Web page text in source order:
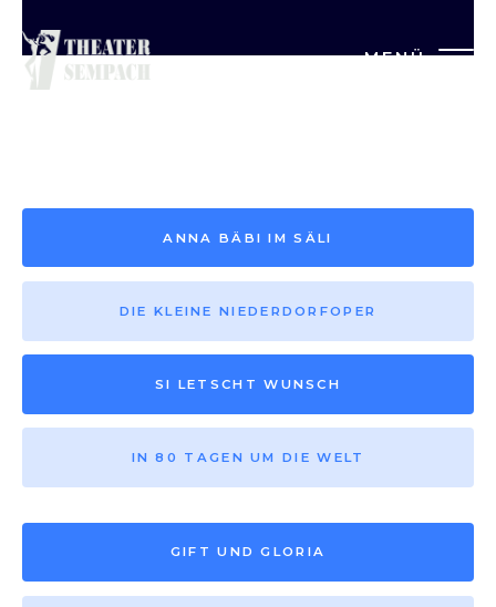
MENÜ
Saison vor 2013
ANNA BÄBI IM SÄLI
DIE KLEINE NIEDERDORFOPER
SI LETSCHT WUNSCH
IN 80 TAGEN UM DIE WELT
GIFT UND GLORIA